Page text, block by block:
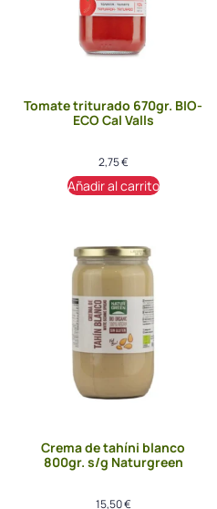
Tomate triturado 670gr. BIO-
ECO Cal Valls
2,75€
Añadir al carrito
Crema de tahíni blanco
800gr. s/g Naturgreen
15,50€